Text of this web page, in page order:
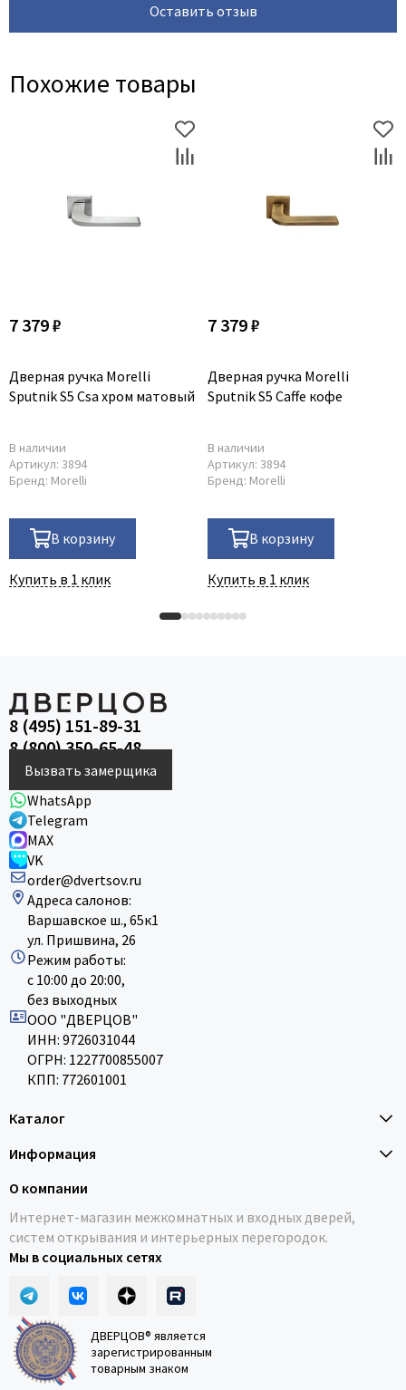
Porta Di Parma
Profil Doors
Profilo Porte
Uberture
Venezia Unique
Verum
Zadoor
Оставить отзыв
Похожие товары
7 379 ₽
Дверная ручка Morelli
Sputnik S5 Csa хром матовый
В наличии
Артикул: 3894
Бренд: Morelli
В корзину
Купить в 1 клик
7 379 ₽
Дверная ручка Morelli
Sputnik S5 Caffe кофе
В наличии
Артикул: 3894
Бренд: Morelli
В корзину
Купить в 1 клик
8 (495) 151-89-31
8 (800) 350-65-48
Вызвать замерщика
WhatsApp
Telegram
MAX
VK
order@dvertsov.ru
Адреса салонов:
Варшавское ш., 65к1
ул. Пришвина, 26
Режим работы:
с 10:00 до 20:00,
без выходных
ООО "ДВЕРЦОВ"
ИНН: 9726031044
ОГРН: 1227700855007
КПП: 772601001
Каталог
Информация
О компании
Интернет-магазин межкомнатных и входных дверей,
систем открывания и интерьерных перегородок.
Мы в социальных сетях
ДВЕРЦОВ® является
зарегистрированным
товарным знаком